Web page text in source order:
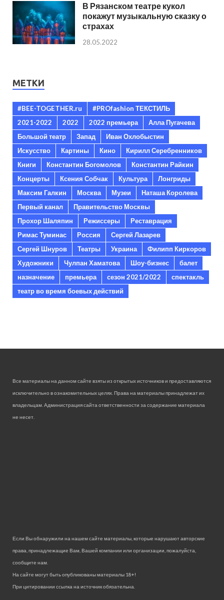
В Рязанском театре кукол
покажут музыкальную сказку о
страхах
28.05.2022
МЕТКИ
#BEE-TOGETHER.ru
#PROfashion ТЕКСТИЛЬ
2021-2022
2022 2022 премьера
Алла Пугачева
Большой театр
Запад
Иван Охлобыстин
Искусство
Картины Кино
Кирилл Серебренников
Книги
Константин Богомолов
Константин Райкин
Концерты
Ксения Собчак Культура
Лонгриды
Максим Галкин
Москва Музеи
Наташа Королева
Первый канал
Правительство Москвы
Прохор Шаляпин
Режиссеры
Реставрация
Римас Туминас
Россия
Сергей Лазарев
Сергей Шнуров
Театры Украина
Филипп Киркоров
Художники
Чулпан Хаматова Шоу-бизнес
балет
назначение
премьера сезон 2021/2022
спектакль
театр во время боевых действий
Все материалы на данном сайте взяты из открытых источников и предоставляются
исключительно в ознакомительных целях. Права на материалы принадлежат их
владельцам. Администрация сайта ответственности за содержание материала
не несет.
Если Вы обнаружили на нашем сайте материалы, которые нарушают авторские
права, принадлежащие Вам, Вашей компании или организации, пожалуйста,
сообщите нам.
На сайте могут быть опубликованы материалы 18+!
При цитировании ссылка на источник обязательна.